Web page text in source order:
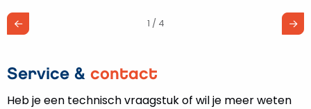
1 / 4
Service & contact
Heb je een technisch vraagstuk of wil je meer weten